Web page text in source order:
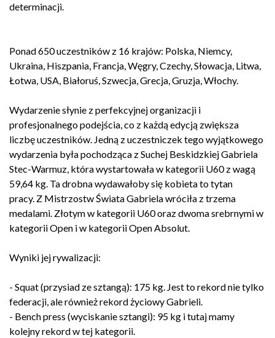
determinacji.
Ponad 650 uczestników z 16 krajów: Polska, Niemcy,
Ukraina, Hiszpania, Francja, Węgry, Czechy, Słowacja, Litwa,
Łotwa, USA, Białoruś, Szwecja, Grecja, Gruzja, Włochy.
Wydarzenie słynie z perfekcyjnej organizacji i
profesjonalnego podejścia, co z każdą edycją zwiększa
liczbę uczestników. Jedną z uczestniczek tego wyjątkowego
wydarzenia była pochodząca z Suchej Beskidzkiej Gabriela
Stec-Warmuz, która wystartowała w kategorii U60 z wagą
59,64 kg. Ta drobna wydawałoby się kobieta to tytan
pracy. Z Mistrzostw Świata Gabriela wróciła z trzema
medalami. Złotym w kategorii U60 oraz dwoma srebrnymi w
kategorii Open i w kategorii Open Absolut.
Wyniki jej rywalizacji:
- Squat (przysiad ze sztangą): 175 kg. Jest to rekord nie tylko
federacji, ale również rekord życiowy Gabrieli.
- Bench press (wyciskanie sztangi): 95 kg i tutaj mamy
kolejny rekord w tej kategorii.